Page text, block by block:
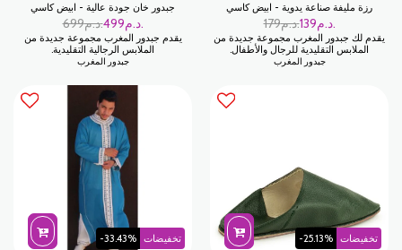
رزة مليفة صناعة يدوية - ابيض كاسي
179 د.م.139 د.م.
يقدم لك جبدور المغرب مجموعة جديدة من
الملابس التقليدية للرجال والأطفال.
جبدور المغرب
جبدور خان جودة عالية - ابيض كاسي
699 د.م.499 د.م.
يقدم جبدور المغرب مجموعة جديدة من
الملابس الرجالية التقليدية.
جبدور المغرب
تخفيضات -25.13% تخفيضات -33.43%